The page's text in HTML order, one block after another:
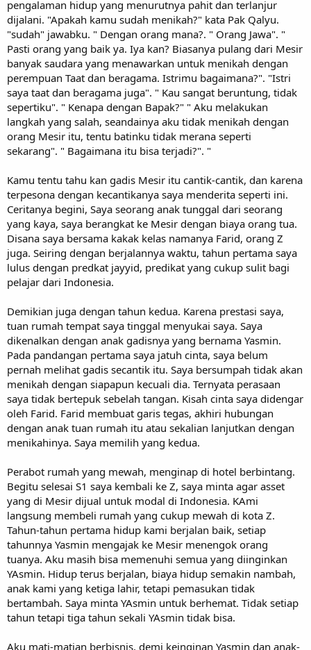
pengalaman hidup yang menurutnya pahit dan terlanjur
dijalani. "Apakah kamu sudah menikah?" kata Pak Qalyu.
"sudah" jawabku. " Dengan orang mana?. " Orang Jawa". "
Pasti orang yang baik ya. Iya kan? Biasanya pulang dari Mesir
banyak saudara yang menawarkan untuk menikah dengan
perempuan Taat dan beragama. Istrimu bagaimana?". "Istri
saya taat dan beragama juga". " Kau sangat beruntung, tidak
sepertiku". " Kenapa dengan Bapak?" " Aku melakukan
langkah yang salah, seandainya aku tidak menikah dengan
orang Mesir itu, tentu batinku tidak merana seperti
sekarang". " Bagaimana itu bisa terjadi?". "
Kamu tentu tahu kan gadis Mesir itu cantik-cantik, dan karena
terpesona dengan kecantikanya saya menderita seperti ini.
Ceritanya begini, Saya seorang anak tunggal dari seorang
yang kaya, saya berangkat ke Mesir dengan biaya orang tua.
Disana saya bersama kakak kelas namanya Farid, orang Z
juga. Seiring dengan berjalannya waktu, tahun pertama saya
lulus dengan predkat jayyid, predikat yang cukup sulit bagi
pelajar dari Indonesia.
Demikian juga dengan tahun kedua. Karena prestasi saya,
tuan rumah tempat saya tinggal menyukai saya. Saya
dikenalkan dengan anak gadisnya yang bernama Yasmin.
Pada pandangan pertama saya jatuh cinta, saya belum
pernah melihat gadis secantik itu. Saya bersumpah tidak akan
menikah dengan siapapun kecuali dia. Ternyata perasaan
saya tidak bertepuk sebelah tangan. Kisah cinta saya didengar
oleh Farid. Farid membuat garis tegas, akhiri hubungan
dengan anak tuan rumah itu atau sekalian lanjutkan dengan
menikahinya. Saya memilih yang kedua.
Perabot rumah yang mewah, menginap di hotel berbintang.
Begitu selesai S1 saya kembali ke Z, saya minta agar asset
yang di Mesir dijual untuk modal di Indonesia. KAmi
langsung membeli rumah yang cukup mewah di kota Z.
Tahun-tahun pertama hidup kami berjalan baik, setiap
tahunnya Yasmin mengajak ke Mesir menengok orang
tuanya. Aku masih bisa memenuhi semua yang diinginkan
YAsmin. Hidup terus berjalan, biaya hidup semakin nambah,
anak kami yang ketiga lahir, tetapi pemasukan tidak
bertambah. Saya minta YAsmin untuk berhemat. Tidak setiap
tahun tetapi tiga tahun sekali YAsmin tidak bisa.
Aku mati-matian berbisnis, demi keinginan Yasmin dan anak-